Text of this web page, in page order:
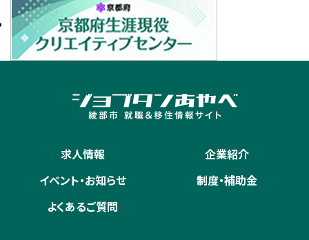
求人情報
企業紹介
イベント・お知らせ
制度・補助金
よくあるご質問